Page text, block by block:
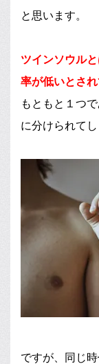
と思います。
ツインソウル
率が低いとさ
もともと１つ
に分けられて
ですが、同じ